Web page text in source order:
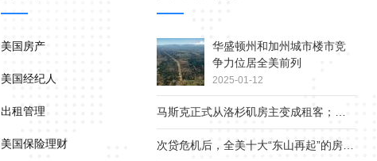
美国房产
美国经纪人
出租管理
美国保险理财
华盛顿州和加州城市楼市竞
争力位居全美前列
2025-01-12